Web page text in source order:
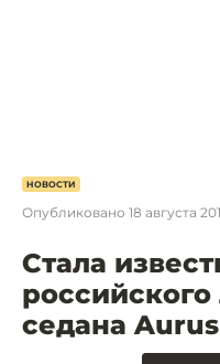
НОВОСТИ
Опубликовано 18 августа
Стала
седана